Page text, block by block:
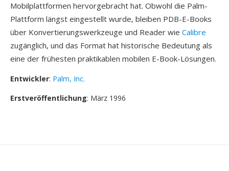
Mobilplattformen hervorgebracht hat. Obwohl die Palm-
Plattform längst eingestellt wurde, bleiben PDB-E-Books
über Konvertierungswerkzeuge und Reader wie Calibre
zugänglich, und das Format hat historische Bedeutung als
eine der frühesten praktikablen mobilen E-Book-Lösungen.
Entwickler: Palm, Inc.
Erstveröffentlichung: März 1996